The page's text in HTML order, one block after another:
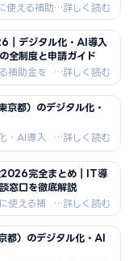
率2/3・
・申請手
ーススタ
使える補助
全解説。
助金（最
京都デジ
150万
金の3層活
定のポイ
｜デジタル化・AI導入
全制度と申請ガイド
補助金を
「デジタル
IT導入補
加え、ふ
400万
ャレンジ
市企業価
。業種別
口・
年版完全
京都）のデジタル化・
・AI導入
助金・も
金の申請
報を
す。電子部
学集積地
2026完全まとめ｜IT導
窓口を徹底解説
使える補
解説。国
（最大
業者デジタ
推進事業
都）のデジタル化・AI